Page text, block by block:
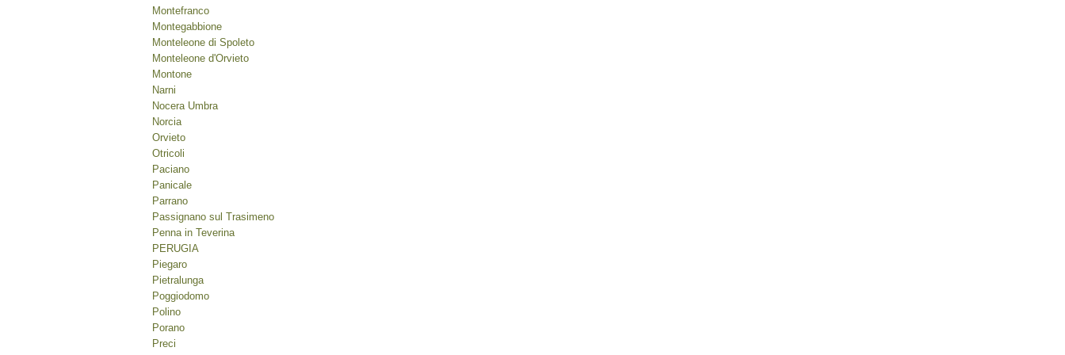
Montefranco
Montegabbione
Monteleone di Spoleto
Monteleone d'Orvieto
Montone
Narni
Nocera Umbra
Norcia
Orvieto
Otricoli
Paciano
Panicale
Parrano
Passignano sul Trasimeno
Penna in Teverina
PERUGIA
Piegaro
Pietralunga
Poggiodomo
Polino
Porano
Preci